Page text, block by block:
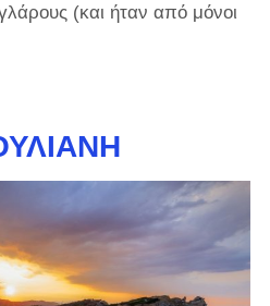
(και ήταν από μόνοι